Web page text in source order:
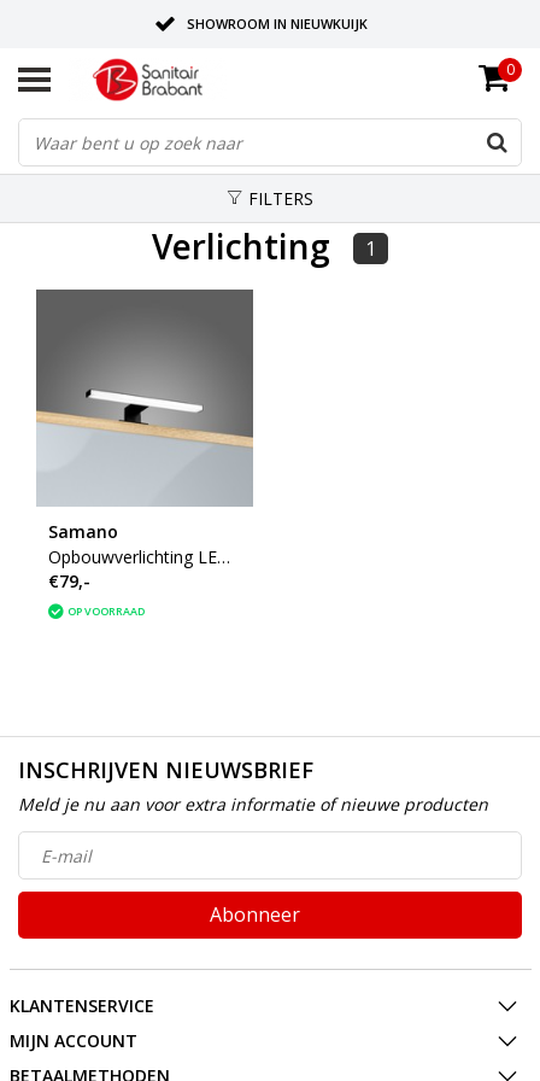
SHOWROOM IN NIEUWKUIJK
BEZORGING OP AFSPRAAK
LEVERING EN REALISATIE ONDER EEN DAK!
0
FILTERS
Verlichting 1
Samano
Opbouwverlichting LED
30cm voor spiegel
aluminium mat zwart
€79,-
OP VOORRAAD
INSCHRIJVEN NIEUWSBRIEF
Meld je nu aan voor extra informatie of nieuwe producten
Abonneer
KLANTENSERVICE
MIJN ACCOUNT
BETAALMETHODEN